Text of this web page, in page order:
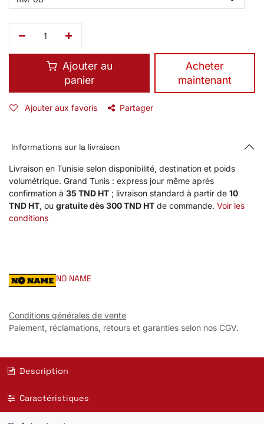
Ajouter au
panier
​Acheter
maintenant
Ajouter aux favoris Partager
Informations sur la livraison
Livraison en Tunisie selon disponibilité, destination et poids
volumétrique. Grand Tunis : express jour même après
confirmation à 35 TND HT ; livraison standard à partir de 10
TND HT, ou gratuite dès 300 TND HT de commande. Voir les
conditions
NO NAME
Conditions générales de vente
Paiement, réclamations, retours et garanties selon nos CGV.
Description
Caractéristiques